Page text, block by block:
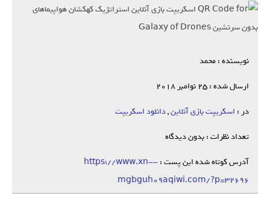
نویسنده : محمد
ارسال شده : 25 نوامبر 2018
در : اسکریپت بازی آنلاین,دانلود اسکریپت
تعداد نظرات : بدون دیدگاه
آدرس کوتاه شده این پست :https://www.xn--
mgbguh09aqiwi.com/?p=32696